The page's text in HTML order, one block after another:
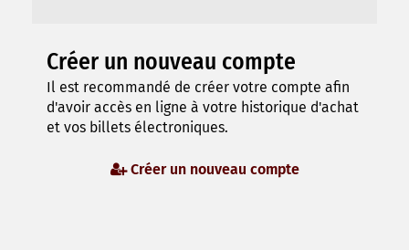
Créer un nouveau compte
Il est recommandé de créer votre compte afin
d'avoir accès en ligne à votre historique d'achat
et vos billets électroniques.
Créer un nouveau compte